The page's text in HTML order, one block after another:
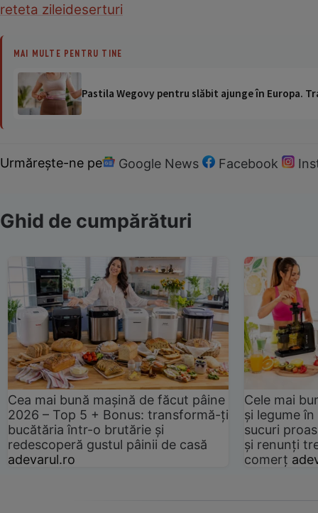
reteta zileideserturi
MAI MULTE PENTRU TINE
Pastila Wegovy pentru slăbit ajunge în Europa.
Urmărește-ne pe Google News Facebook
Ghid de cumpărături
Cea mai bună mașină de făcut pâine
2026 – Top 5 + Bonus: transformă-ți
bucătăria într-o brutărie și
redescoperă gustul pâinii de casă
adevarul.ro
Cele mai
și legume
sucuri
și renunți
comerț